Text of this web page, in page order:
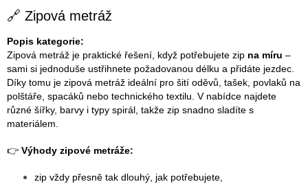
🔗 Zipová metráž
Popis kategorie:
Zipová metráž je praktické řešení, když potřebujete zip na míru –
sami si jednoduše ustřihnete požadovanou délku a přidáte jezdec.
Díky tomu je zipová metráž ideální pro šití oděvů, tašek, povlaků na
polštáře, spacáků nebo technického textilu. V nabídce najdete
různé šířky, barvy i typy spirál, takže zip snadno sladíte s
materiálem.
👉 Výhody zipové metráže:
zip vždy přesně tak dlouhý, jak potřebujete,